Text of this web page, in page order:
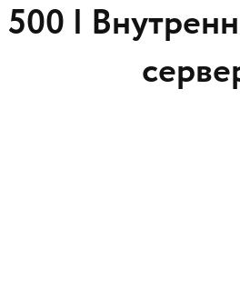
500 |